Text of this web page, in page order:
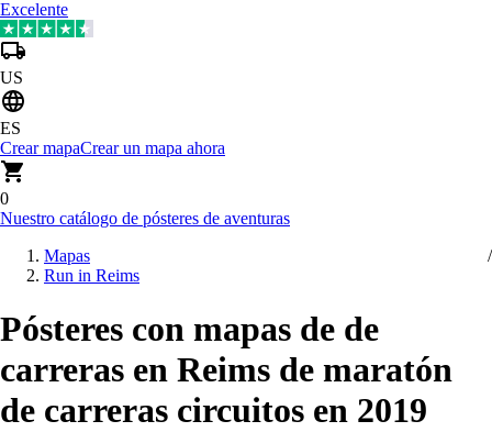
Excelente
US
ES
Crear mapaCrear un mapa ahora
0
Nuestro catálogo de pósteres de aventuras
Mapas
Run in Reims
Pósteres con mapas de de
carreras en Reims de maratón
de carreras circuitos en 2019